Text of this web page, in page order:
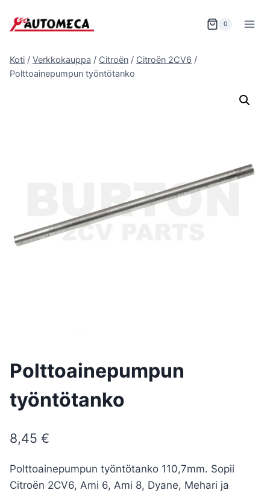
sisältöön
0
Koti / Verkkokauppa / Citroën / Citroën 2CV6 /
Polttoainepumpun työntötanko
Polttoainepumpun
työntötanko
8,45 €
Polttoainepumpun työntötanko 110,7mm. Sopii
Citroën 2CV6, Ami 6, Ami 8, Dyane, Mehari ja